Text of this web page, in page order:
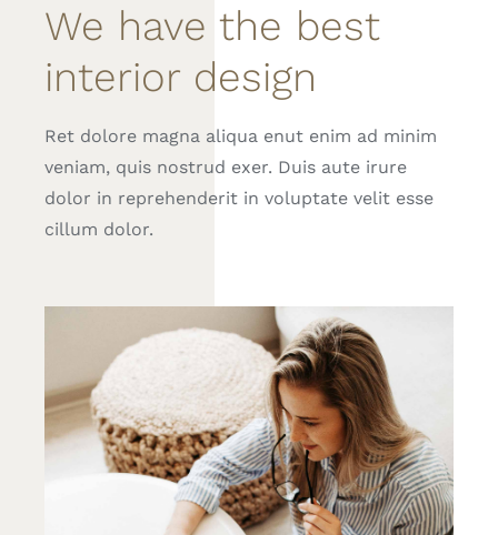
We have the best
interior design
Ret dolore magna aliqua enut enim ad minim
veniam, quis nostrud exer. Duis aute irure
dolor in reprehenderit in voluptate velit esse
cillum dolor.